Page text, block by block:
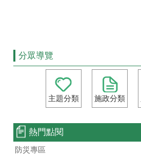
分眾導覽
主題分類 施政分類
熱門點閱
防災專區